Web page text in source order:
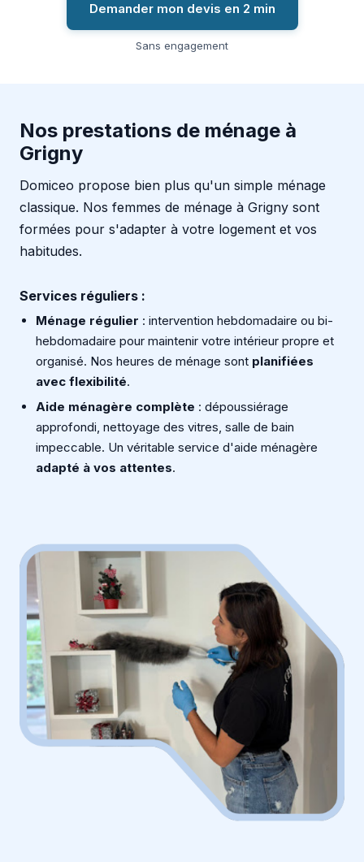
Demander mon devis en 2 min
Sans engagement
Nos prestations de ménage à
Grigny
Domiceo propose bien plus qu'un simple ménage
classique. Nos femmes de ménage à Grigny sont
formées pour s'adapter à votre logement et vos
habitudes.
Services réguliers :
Ménage régulier : intervention hebdomadaire ou bi-
hebdomadaire pour maintenir votre intérieur propre et
organisé. Nos heures de ménage sont planifiées
avec flexibilité.
Aide ménagère complète : dépoussiérage
approfondi, nettoyage des vitres, salle de bain
impeccable. Un véritable service d'aide ménagère
adapté à vos attentes.